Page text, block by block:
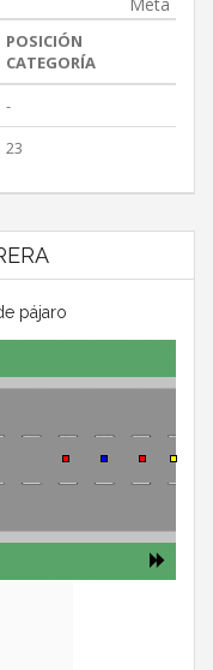
Meta
POSICIÓN
CATEGORÍA
-
23
pájaro